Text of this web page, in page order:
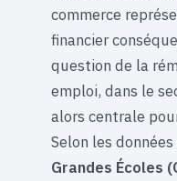
commerce
financier
question de la
emploi, dans le
alors centrale
Selon les
Grandes Écoles